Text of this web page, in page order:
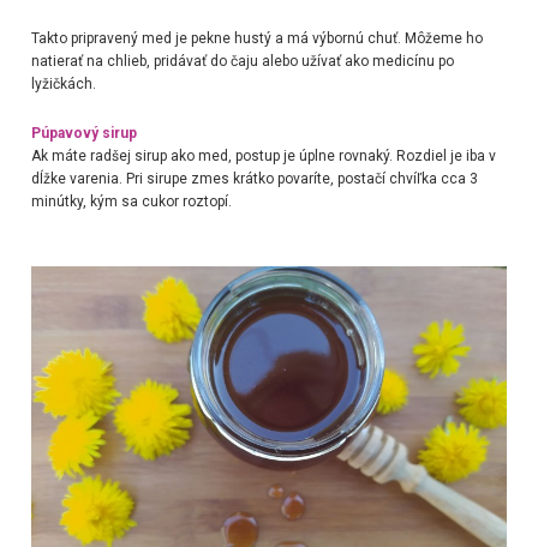
Takto pripravený med je pekne hustý a má výbornú chuť. Môžeme ho
natierať na chlieb, pridávať do čaju alebo užívať ako medicínu po
lyžičkách.
Púpavový sirup
Ak máte radšej sirup ako med, postup je úplne rovnaký. Rozdiel je iba v
dĺžke varenia. Pri sirupe zmes krátko povaríte, postačí chvíľka cca 3
minútky, kým sa cukor roztopí.